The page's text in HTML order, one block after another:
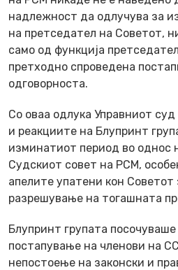
надлежност да одлучува за
на претседател на Советот,
само од функција
претходно спроведена
одговорноста.
Со оваа одлука Управниот
и реакциите на Блупринт
изминатиот период во однос
Судскиот совет на РСМ,
апелите упатени кон Советот
разрешување на тогашната
Блупринт групата
постапување на членови на
непостоење на законски и